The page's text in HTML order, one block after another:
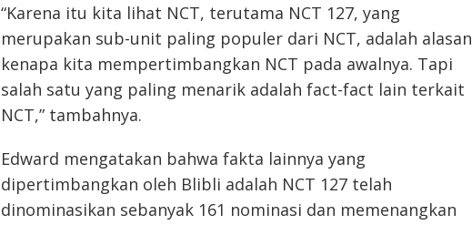
“Karena itu kita lihat NCT, terutama NCT 127, yang
merupakan sub-unit paling populer dari NCT, adalah alasan
kenapa kita mempertimbangkan NCT pada awalnya. Tapi
salah satu yang paling menarik adalah fact-fact lain terkait
NCT,” tambahnya.
Edward mengatakan bahwa fakta lainnya yang
dipertimbangkan oleh Blibli adalah NCT 127 telah
dinominasikan sebanyak 161 nominasi dan memenangkan